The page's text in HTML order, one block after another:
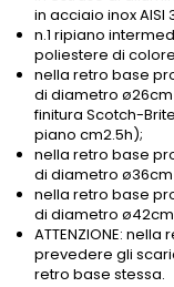
in acciaio inox AISI
n.1 ripiano
poliestere di
nella retro base
di diametro ø26cm
finitura Scotch-
piano cm2.5h);
nella retro base
di diametro
nella retro base
di diametro
ATTENZIONE:
prevedere gli
retro base stessa.